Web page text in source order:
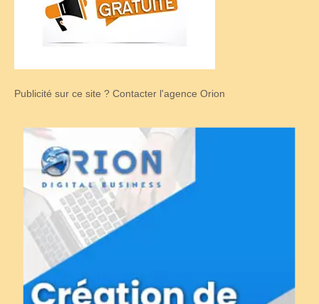
Publicité sur ce site ? Contacter l'agence Orion